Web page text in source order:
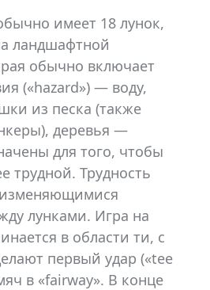
имеет 18 лунок,
ландшафтной
обычно включает
(«hazard») — воду,
из песка (также
деревья —
для того, чтобы
трудной. Трудность
лунками. Игра на
в области ти, с
первый удар («tee
в «fairway». В конце